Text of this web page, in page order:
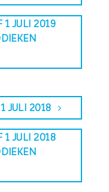
1 JULI 2019
JULI 2018
1 JULI 2018